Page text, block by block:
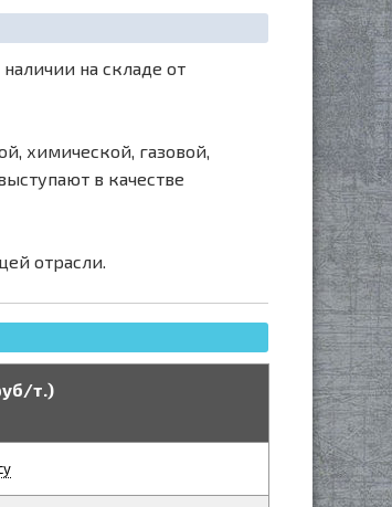
на складе от
химической, газовой,
в качестве
отрасли.
т.)